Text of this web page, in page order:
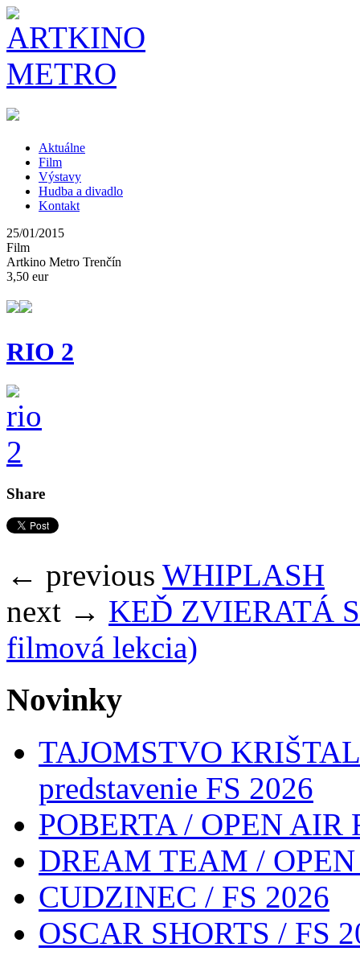
Aktuálne
Film
Výstavy
Hudba a divadlo
Kontakt
25/01/2015
Film
Artkino Metro Trenčín
3,50 eur
RIO 2
Share
← previous WHIPLASH
next → KEĎ ZVIERATÁ
filmová lekcia)
Novinky
TAJOMSTVO
predstavenie FS 2026
POBERTA / OPEN AIR
DREAM TEAM /
CUDZINEC / FS 2026
OSCAR SHORTS / FS